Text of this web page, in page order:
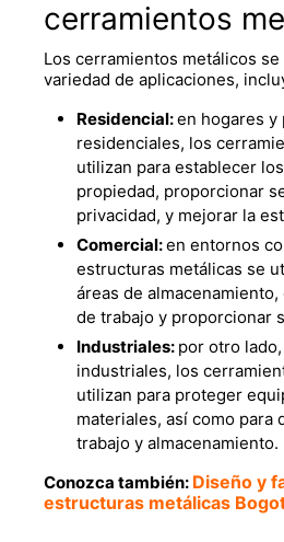
cerramientos
Los cerramientos metálicos
variedad de aplicaciones,
Residencial:en hogares y
residenciales, los
utilizan para establecer
propiedad, proporcionar
privacidad, y mejorar la
Comercial:en entornos
estructuras metálicas se
áreas de
de trabajo y proporcionar
Industriales: por otro
industriales, los
utilizan para proteger
materiales, así como para
trabajo y almacenamiento.
Conozca también: Diseño y
estructuras metálicas